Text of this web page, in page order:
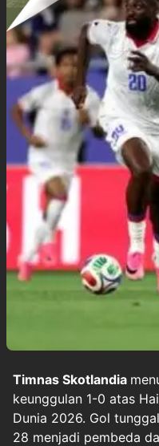
Timnas Skotlandia
keunggulan 1-0 atas
Dunia 2026. Gol
28 menjadi pembeda